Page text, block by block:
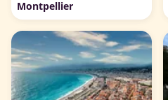
Montpellier